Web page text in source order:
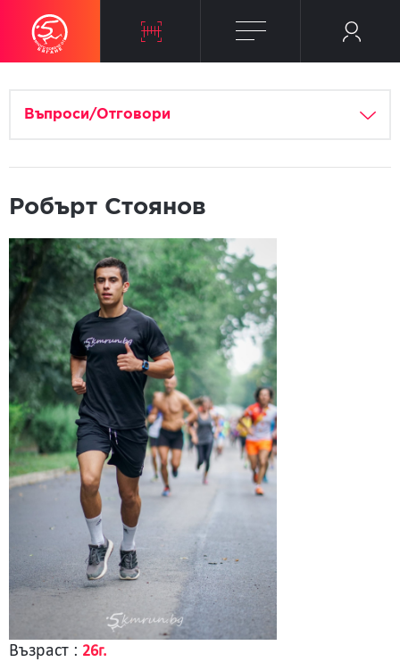
Въпроси/Отговори
Робърт Стоянов
Възраст : 26г.